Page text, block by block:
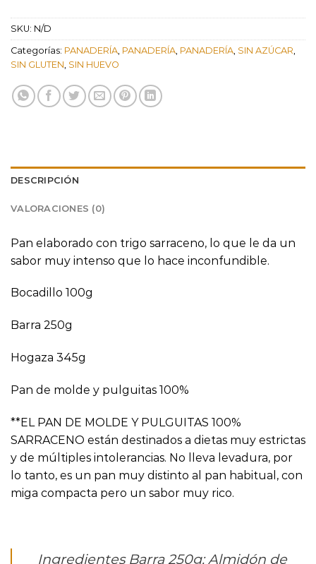
SKU: N/D
Categorías: PANADERÍA PANADERÍA PANADERÍA SIN AZÚCAR
SIN GLUTEN SIN HUEVO
DESCRIPCIÓN
VALORACIONES (0)
Pan elaborado con trigo sarraceno, lo que le da un
sabor muy intenso que lo hace inconfundible.
Bocadillo 100g
Barra 250g
Hogaza 345g
Pan de molde y pulguitas 100%
**EL PAN DE MOLDE Y PULGUITAS 100%
SARRACENO están destinados a dietas muy estrictas
y de múltiples intolerancias. No lleva levadura, por
lo tanto, es un pan muy distinto al pan habitual, con
miga compacta pero un sabor muy rico.
Ingredientes Barra 250g: Almidón de